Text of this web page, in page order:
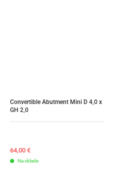
Convertible Abutment Mini D 4,0 x
GH 2,0
64,00 €
Na sklade